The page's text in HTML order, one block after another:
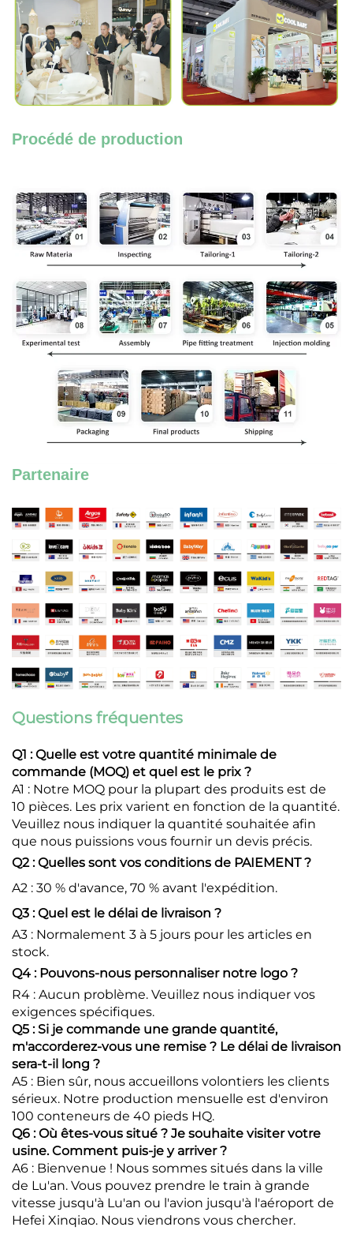
Procédé de production
Partenaire
Questions fréquentes
Q1 : Quelle est votre quantité minimale de
commande (MOQ) et quel est le prix ?
A1 : Notre MOQ pour la plupart des produits est de
10 pièces. Les prix varient en fonction de la quantité.
Veuillez nous indiquer la quantité souhaitée afin
que nous puissions vous fournir un devis précis.
Q2 : Quelles sont vos conditions de PAIEMENT ?
A2 : 30 % d'avance, 70 % avant l'expédition.
Q3 : Quel est le délai de livraison ?
A3 : Normalement 3 à 5 jours pour les articles en
stock.
Q4 : Pouvons-nous personnaliser notre logo ?
R4 : Aucun problème. Veuillez nous indiquer vos
exigences spécifiques.
Q5 : Si je commande une grande quantité,
m'accorderez-vous une remise ? Le délai de livraison
sera-t-il long ?
A5 : Bien sûr, nous accueillons volontiers les clients
sérieux. Notre production mensuelle est d'environ
100 conteneurs de 40 pieds HQ.
Q6 : Où êtes-vous situé ? Je souhaite visiter votre
usine. Comment puis-je y arriver ?
A6 : Bienvenue ! Nous sommes situés dans la ville
de Lu'an. Vous pouvez prendre le train à grande
vitesse jusqu'à Lu'an ou l'avion jusqu'à l'aéroport de
Hefei Xinqiao. Nous viendrons vous chercher.